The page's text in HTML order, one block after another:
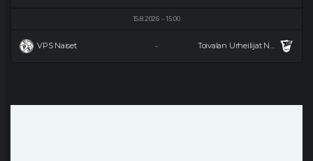
15.8.2026 15:00
VPS Naiset Toivalan Urheilijat Naiset
-